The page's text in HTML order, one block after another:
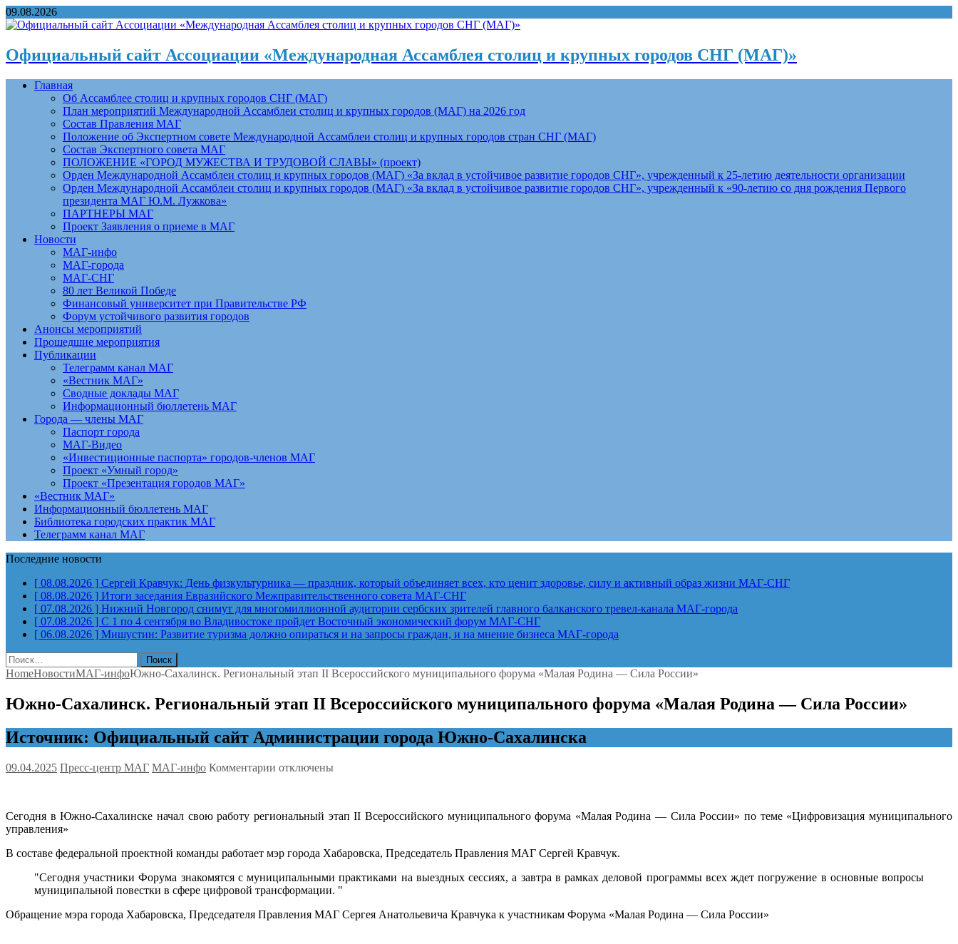
09.08.2026
Официальный сайт Ассоциации «Международная Ассамблея столиц и крупных городов СНГ (МАГ)»
Главная
Об Ассамблее столиц и крупных городов СНГ (МАГ)
План мероприятий Международной Ассамблеи столиц и крупных городов (МАГ) на 2026 год
Состав Правления МАГ
Положение об Экспертном совете Международной Ассамблеи столиц и крупных городов стран СНГ (МАГ)
Состав Экспертного совета МАГ
ПОЛОЖЕНИЕ «ГОРОД МУЖЕСТВА И ТРУДОВОЙ СЛАВЫ» (проект)
Орден Международной Ассамблеи столиц и крупных городов (МАГ) «За вклад в устойчивое развитие городов СНГ», учрежденный к 25-летию деятельности организации
Орден Международной Ассамблеи столиц и крупных городов (МАГ) «За вклад в устойчивое развитие городов СНГ», учрежденный к «90-летию со дня рождения Первого
президента МАГ Ю.М. Лужкова»
ПАРТНЕРЫ МАГ
Проект Заявления о приеме в МАГ
Новости
МАГ-инфо
МАГ-города
МАГ-СНГ
80 лет Великой Победе
Финансовый университет при Правительстве РФ
Форум устойчивого развития городов
Анонсы мероприятий
Прошедшие мероприятия
Публикации
Телеграмм канал МАГ
«Вестник МАГ»
Сводные доклады МАГ
Информационный бюллетень МАГ
Города — члены МАГ
Паспорт города
МАГ-Видео
«Инвестиционные паспорта» городов-членов МАГ
Проект «Умный город»
Проект «Презентация городов МАГ»
«Вестник МАГ»
Информационный бюллетень МАГ
Библиотека городских практик МАГ
Телеграмм канал МАГ
Последние новости
[ 08.08.2026 ] Сергей Кравчук: День физкультурника — праздник, который объединяет всех, кто ценит здоровье, силу и активный образ жизни МАГ-СНГ
[ 08.08.2026 ] Итоги заседания Евразийского Межправительственного совета МАГ-СНГ
[ 07.08.2026 ] Нижний Новгород снимут для многомиллионной аудитории сербских зрителей главного балканского тревел-канала МАГ-города
[ 07.08.2026 ] С 1 по 4 сентября во Владивостоке пройдет Восточный экономический форум МАГ-СНГ
[ 06.08.2026 ] Мишустин: Развитие туризма должно опираться и на запросы граждан, и на мнение бизнеса МАГ-города
Найти:
HomeНовостиМАГ-инфоЮжно-Сахалинск. Региональный этап II Всероссийского муниципального форума «Малая Родина — Сила России»
Южно-Сахалинск. Региональный этап II Всероссийского муниципального форума «Малая Родина — Сила России»
Источник: Официальный сайт Администрации города Южно-Сахалинска
09.04.2025 Пресс-центр МАГ МАГ-инфо Комментарии к
Региональный
Всероссийского
форума
«Малая
—
отключены
Сегодня в Южно-Сахалинске начал свою работу региональный этап II Всероссийского муниципального форума «Малая Родина — Сила России» по теме «Цифровизация муниципального
управления»
В составе федеральной проектной команды работает мэр города Хабаровска, Председатель Правления МАГ Сергей Кравчук.
"Сегодня участники Форума знакомятся с муниципальными практиками на выездных сессиях, а завтра в рамках деловой программы всех ждет погружение в основные вопросы
муниципальной повестки в сфере цифровой трансформации. "
Обращение мэра города Хабаровска, Председателя Правления МАГ Сергея Анатольевича Кравчука к участникам Форума «Малая Родина — Сила России»